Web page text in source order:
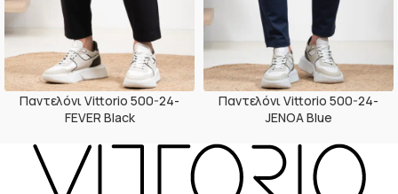
Παντελόνι Vittorio 500-24-
FEVER Black
Παντελόνι Vittorio 500-24-
JENOA Blue